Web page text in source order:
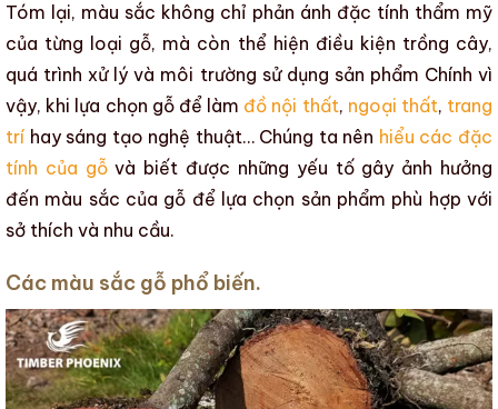
Tóm lại, màu sắc không chỉ phản ánh đặc tính thẩm mỹ
của từng loại gỗ, mà còn thể hiện điều kiện trồng cây,
quá trình xử lý và môi trường sử dụng sản phẩm Chính vì
vậy, khi lựa chọn gỗ để làm đồ nội thất, ngoại thất, trang
trí hay sáng tạo nghệ thuật… Chúng ta nên hiểu các đặc
tính của gỗvà biết được những yếu tố gây ảnh hưởng
đến màu sắc của gỗ để lựa chọn sản phẩm phù hợp với
sở thích và nhu cầu.
Các màu sắc gỗ phổ biến.